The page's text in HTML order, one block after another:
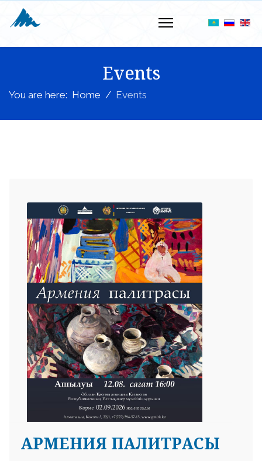
Events
You are here: Home Events
АРМЕНИЯ ПАЛИТРАСЫ